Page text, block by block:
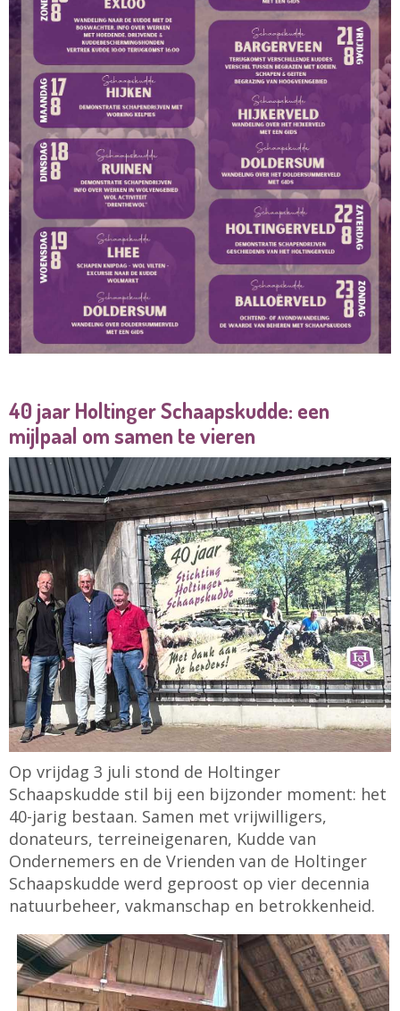
40 jaar Holtinger Schaapskudde: een
mijlpaal om samen te vieren
Op vrijdag 3 juli stond de Holtinger
Schaapskudde stil bij een bijzonder moment: het
40-jarig bestaan. Samen met vrijwilligers,
donateurs, terreineigenaren, Kudde van
Ondernemers en de Vrienden van de Holtinger
Schaapskudde werd geproost op vier decennia
natuurbeheer, vakmanschap en betrokkenheid.